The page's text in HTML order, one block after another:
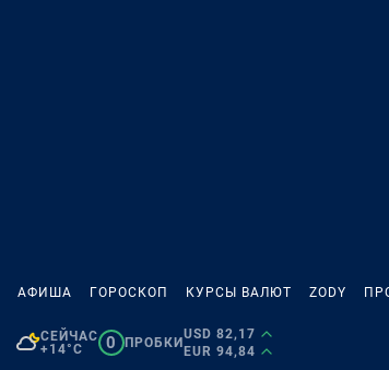
АФИША ГОРОСКОП КУРСЫ ВАЛЮТ ZODY
СЕЙЧАС
+14°C
0 ПРОБКИ
USD 82,17
EUR 94,84